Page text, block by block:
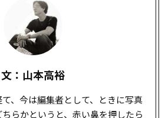
文：山本高裕
、今は編集者として、ときに写真
らかというと、赤い鼻を押したら